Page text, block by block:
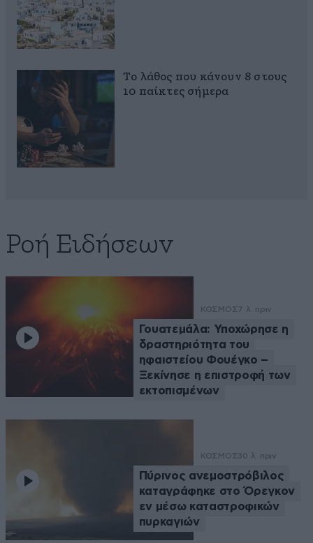
Το λάθος που κάνουν 8 στους
10 παίκτες σήμερα
Ροή Ειδήσεων
ΚΟΣΜΟΣ7 λ. πριν
Γουατεμάλα: Υποχώρησε η
δραστηριότητα του
ηφαιστείου Φουέγκο –
Ξεκίνησε η επιστροφή των
εκτοπισμένων
ΚΟΣΜΟΣ30 λ. πριν
Πύρινος ανεμοστρόβιλος
καταγράφηκε στο Όρεγκον
εν μέσω καταστροφικών
πυρκαγιών